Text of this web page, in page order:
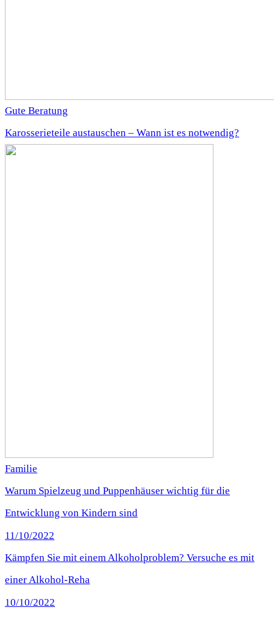
Gute Beratung
Karosserieteile austauschen – Wann ist es notwendig?
Familie
Warum Spielzeug und Puppenhäuser wichtig für die
Entwicklung von Kindern sind
11/10/2022
Kämpfen Sie mit einem Alkoholproblem? Versuche es mit
einer Alkohol-Reha
10/10/2022